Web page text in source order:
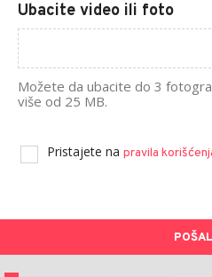
Ubacite video ili foto
Možete da ubacite do 3
više od 25 MB.
Pristajete na pravila